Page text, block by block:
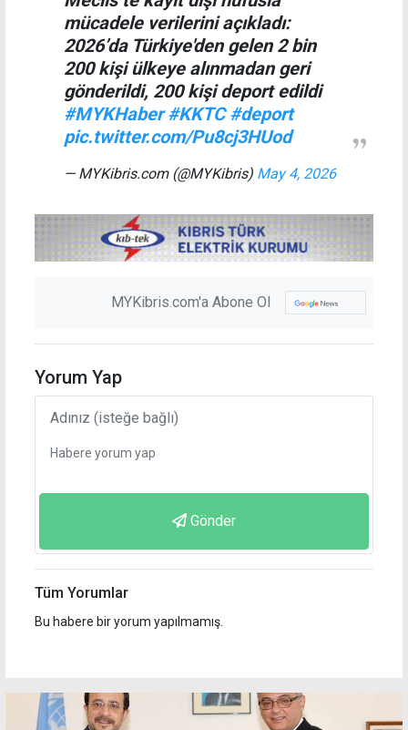
mücadele verilerini açıkladı:
2026’da Türkiye'den gelen 2 bin
200 kişi ülkeye alınmadan geri
gönderildi, 200 kişi deport edildi
#MYKHaber #KKTC #deport
pic.twitter.com/Pu8cj3HUod
— MYKibris.com (@MYKibris) May 4, 2026
MYKibris.com'a Abone Ol
Yorum Yap
Gönder
Tüm Yorumlar
Bu habere bir yorum yapılmamış.